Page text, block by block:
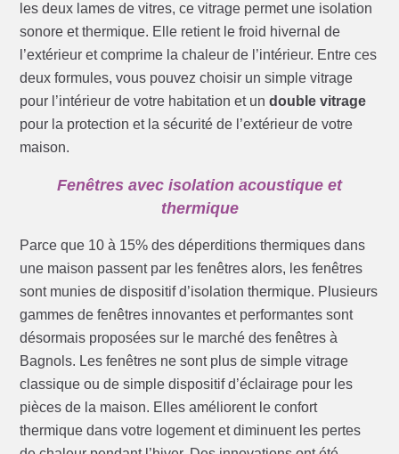
les deux lames de vitres, ce vitrage permet une isolation
sonore et thermique. Elle retient le froid hivernal de
l’extérieur et comprime la chaleur de l’intérieur. Entre ces
deux formules, vous pouvez choisir un simple vitrage
pour l’intérieur de votre habitation et undouble vitrage
pour la protection et la sécurité de l’extérieur de votre
maison.
Fenêtres avec isolation acoustique et
thermique
Parce que 10 à 15% des déperditions thermiques dans
une maison passent par les fenêtres alors, les fenêtres
sont munies de dispositif d’isolation thermique. Plusieurs
gammes de fenêtres innovantes et performantes sont
désormais proposées sur le marché des fenêtres à
Bagnols. Les fenêtres ne sont plus de simple vitrage
classique ou de simple dispositif d’éclairage pour les
pièces de la maison. Elles améliorent le confort
thermique dans votre logement et diminuent les pertes